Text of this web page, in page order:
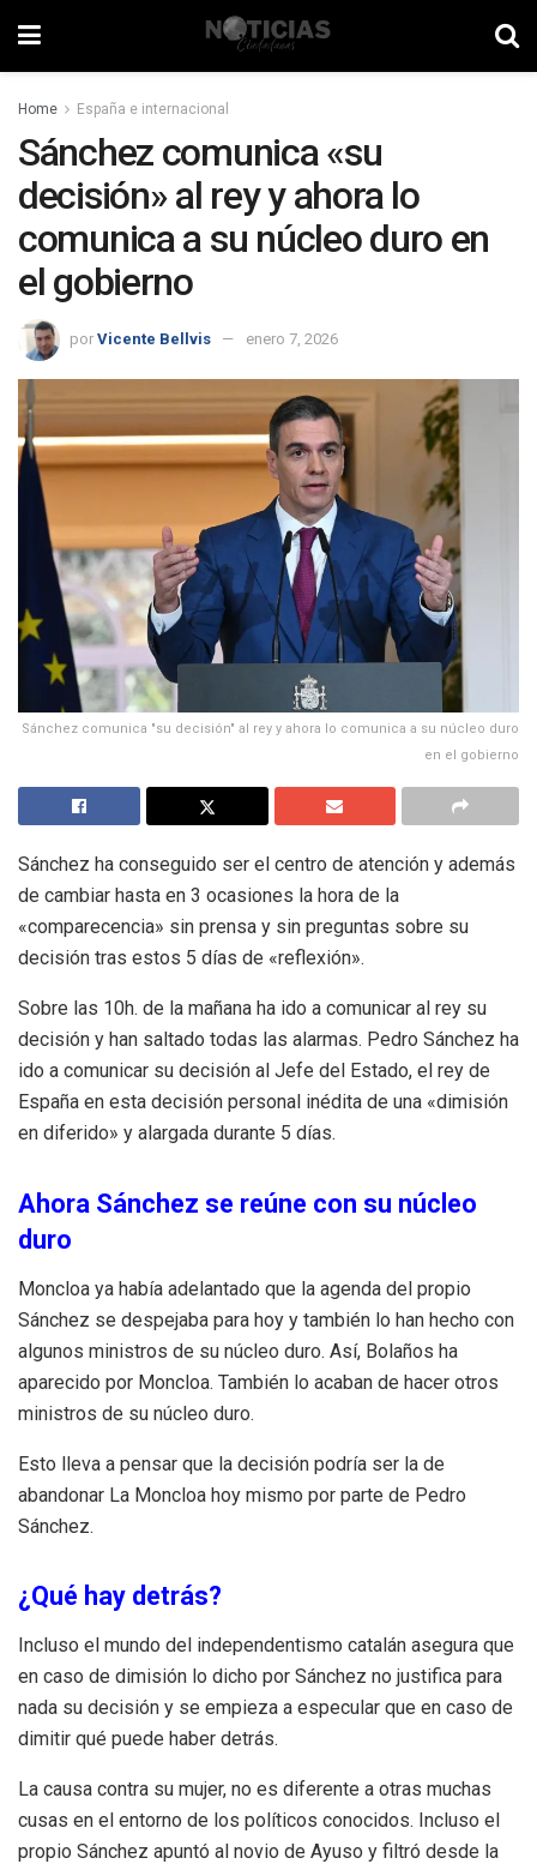
Home España e internacional
Sánchez comunica «su
decisión» al rey y ahora lo
comunica a su núcleo duro en
el gobierno
por Vicente Bellvis enero 7, 2026
Sánchez comunica "su decisión" al rey y ahora lo comunica a su núcleo duro
en el gobierno
Sánchez ha conseguido ser el centro de atención y además
de cambiar hasta en 3 ocasiones la hora de la
«comparecencia» sin prensa y sin preguntas sobre su
decisión tras estos 5 días de «reflexión».
Sobre las 10h. de la mañana ha ido a comunicar al rey su
decisión y han saltado todas las alarmas. Pedro Sánchez ha
ido a comunicar su decisión al Jefe del Estado, el rey de
España en esta decisión personal inédita de una «dimisión
en diferido» y alargada durante 5 días.
Ahora Sánchez se reúne con su núcleo
duro
Moncloa ya había adelantado que la agenda del propio
Sánchez se despejaba para hoy y también lo han hecho con
algunos ministros de su núcleo duro. Así, Bolaños ha
aparecido por Moncloa. También lo acaban de hacer otros
ministros de su núcleo duro.
Esto lleva a pensar que la decisión podría ser la de
abandonar La Moncloa hoy mismo por parte de Pedro
Sánchez.
¿Qué hay detrás?
Incluso el mundo del independentismo catalán asegura que
en caso de dimisión lo dicho por Sánchez no justifica para
nada su decisión y se empieza a especular que en caso de
dimitir qué puede haber detrás.
La causa contra su mujer, no es diferente a otras muchas
cusas en el entorno de los políticos conocidos. Incluso el
propio Sánchez apuntó al novio de Ayuso y filtró desde la